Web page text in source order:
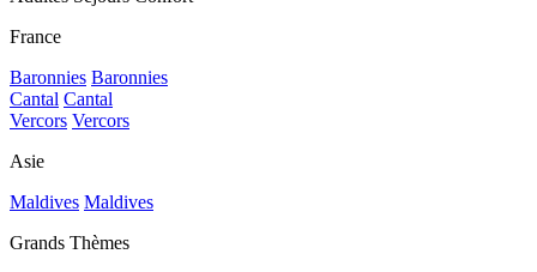
France
Baronnies Baronnies
Cantal Cantal
Vercors Vercors
Asie
Maldives Maldives
Grands Thèmes